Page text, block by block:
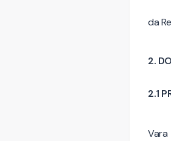
da
2.
2.1
Vara